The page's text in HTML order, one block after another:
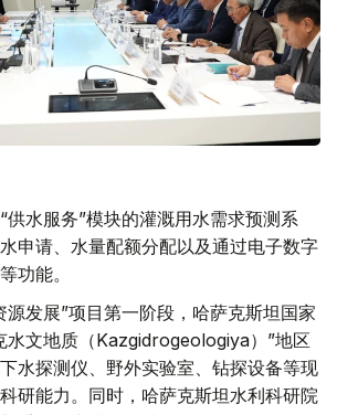
供水服务”模块的灌溉用水需求预测系
申请、水量配额分配以及通过电子数字
功能。
源发展”项目第一阶段，哈萨克斯坦国家
水文地质（Kazgidrogeologiya）”地区
水探测仪、野外实验室、钻探设备等现
研能力。同时，哈萨克斯坦水利科研院